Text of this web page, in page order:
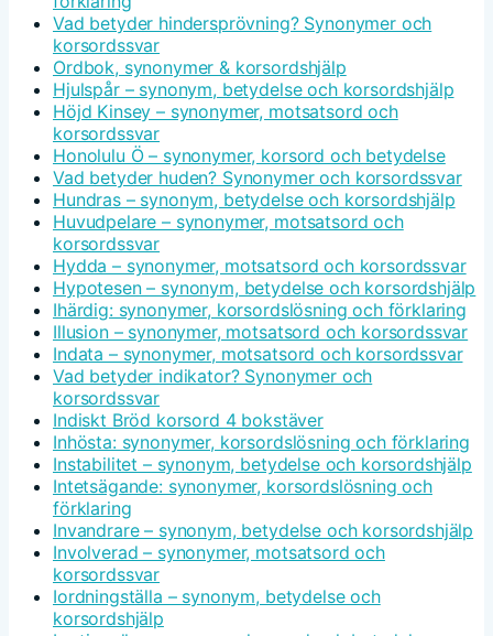
Vad betyder hindersprövning? Synonymer och
korsordssvar
Ordbok, synonymer & korsordshjälp
Hjulspår – synonym, betydelse och korsordshjälp
Höjd Kinsey – synonymer, motsatsord och
korsordssvar
Honolulu Ö – synonymer, korsord och betydelse
Vad betyder huden? Synonymer och korsordssvar
Hundras – synonym, betydelse och korsordshjälp
Huvudpelare – synonymer, motsatsord och
korsordssvar
Hydda – synonymer, motsatsord och korsordssvar
Hypotesen – synonym, betydelse och korsordshjälp
Ihärdig: synonymer, korsordslösning och förklaring
Illusion – synonymer, motsatsord och korsordssvar
Indata – synonymer, motsatsord och korsordssvar
Vad betyder indikator? Synonymer och
korsordssvar
Indiskt Bröd korsord 4 bokstäver
Inhösta: synonymer, korsordslösning och förklaring
Instabilitet – synonym, betydelse och korsordshjälp
Intetsägande: synonymer, korsordslösning och
förklaring
Invandrare – synonym, betydelse och korsordshjälp
Involverad – synonymer, motsatsord och
korsordssvar
Iordningställa – synonym, betydelse och
korsordshjälp